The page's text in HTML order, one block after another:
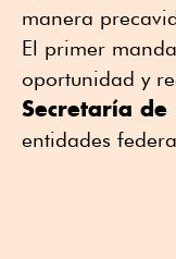
manera
El primer
oportunidad y
Secretaría de
entidades